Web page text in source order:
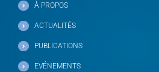
À PROPOS
ACTUALITÉS
PUBLICATIONS
EVÉNEMENTS